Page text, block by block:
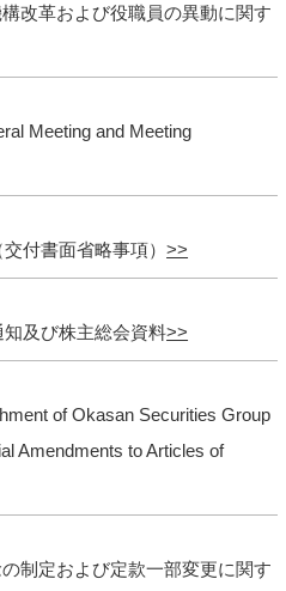
改革および役職員の異動に関す
Meeting and Meeting
付書面省略事項）
及び株主総会資料
of Okasan Securities Group
Amendments to Articles of
制定および定款一部変更に関す